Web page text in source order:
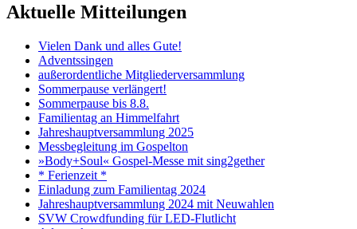
Aktuelle Mitteilungen
Vielen Dank und alles Gute!
Adventssingen
außerordentliche Mitgliederversammlung
Sommerpause verlängert!
Sommerpause bis 8.8.
Familientag an Himmelfahrt
Jahreshauptversammlung 2025
Messbegleitung im Gospelton
»Body+Soul« Gospel-Messe mit sing2gether
* Ferienzeit *
Einladung zum Familientag 2024
Jahreshauptversammlung 2024 mit Neuwahlen
SVW Crowdfunding für LED-Flutlicht